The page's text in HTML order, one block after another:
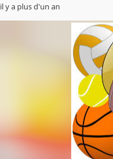
il y a plus d'un an